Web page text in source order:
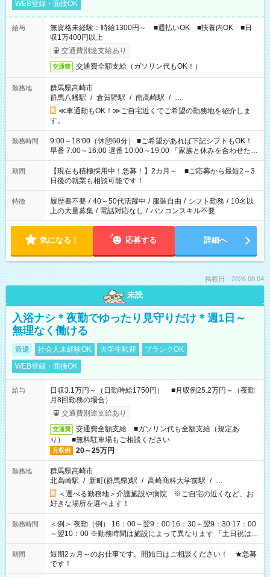
WEB登録・面接OK
給与
無資格未経験：時給1300円～ ■週払いOK ■扶養内OK ■日
収1万400円以上
交通費別途支給あり
交通費 交通費全額支給（ガソリン代もOK！）
勤務地
群馬県高崎市
群馬八幡駅 / 倉賀野駅 / 南高崎駅 / …
≪車通勤もOK！≫ご自宅近くでご希望の勤務地を紹介しま
す。
勤務時間
9:00～18:00（休憩60分） ■ご希望があれば下記シフトもOK！
早番 7:00～16:00 遅番 10:00～19:00 「家族と休みを合わせた
い」 「余裕を持って夕飯の準備がしたい」 「できれば残業はし
たくない」 など、ご希望を教えてくださいね。 ※Wワーク希望
の方へ 今ご覧のお仕事で希望する勤務時間と、もう1つのお仕事
の勤務時間。 合計で週40時間を超える場合は応募できません。
期間
【現在も積極採用中！急募！】2カ月～ ■ご応募から最短2～3
日後の就業も相談可能です！
特徴 履歴書不要 / 40～50代活躍中 / 服装自由 / シフト勤務 / 10名以
上の大量募集 / 電話対応なし / パソコンスキル不要
気になる！ 応募する 詳細へ
掲載日：2026.08.04
未読
入浴ナシ＊夜勤でゆったり見守りだけ＊週1日～
無理なく働ける
派遣 社会人未経験OK 大学生歓迎
ブランクOK
WEB登録・面接OK
給与
日収3.1万円～（日勤時給1750円） ■月収例25.2万円～（夜勤
月8回勤務の場合）
交通費別途支給あり
交通費
交通費全額支給 ■ガソリン代も全額支給（規定あ
り） ■無料駐車場もご相談ください
月収例 20～25万円
勤務地
群馬県高崎市
北高崎駅 / 新町(群馬県)駅 / 高崎商科大学前駅 / …
＜選べる勤務地＞介護施設や病院 ※ご自宅の近くなど、お
好きな場所を選べます！
勤務時間
＜例＞ 夜勤（例） 16：00～翌9：00 16：30～翌9：30 17：00
～翌10：00 ※勤務時間は施設によって異なります 「土日祝は休
みたい」 「しっかり稼ぎたい」 「もう少し遅い時間から始めた
い」など ご希望にあったお仕事をご案内いたします。 ※未経験
の方の場合は1～2ヶ月間は日中での仕事を経験いただき、 お
仕事に慣れてからの夜勤になります。 ★家庭の都合でお休みが
期間
短期2ヵ月～のお仕事です。開始日はご相談ください！ ★急募
です！